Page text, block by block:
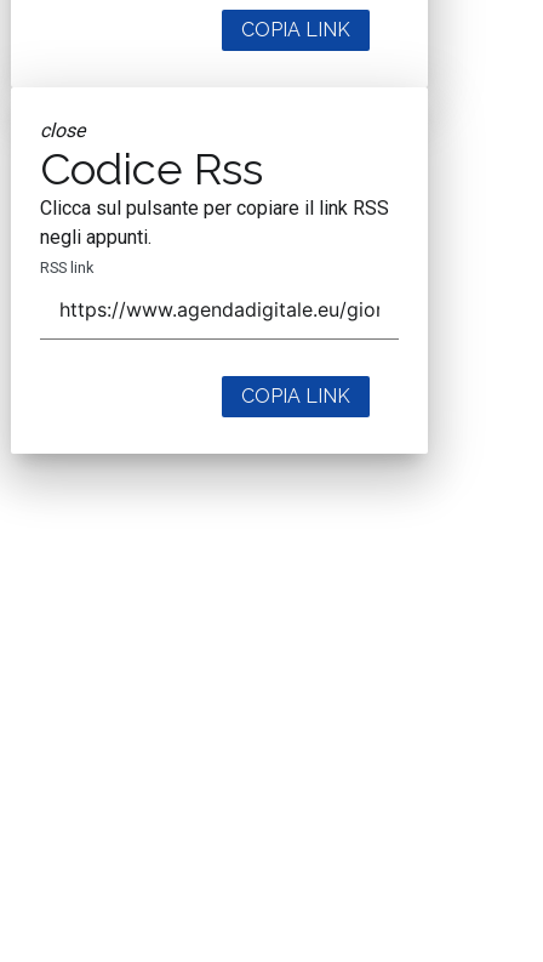
COPIA LINK
close
Codice Rss
Clicca sul pulsante per copiare il link RSS
negli appunti.
RSS link
COPIA LINK